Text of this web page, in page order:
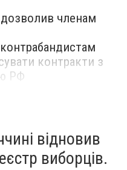
дозволив членам
контракти з
РФ
хто зберігає історію
послання
- ФОТО
відновив
виборців.